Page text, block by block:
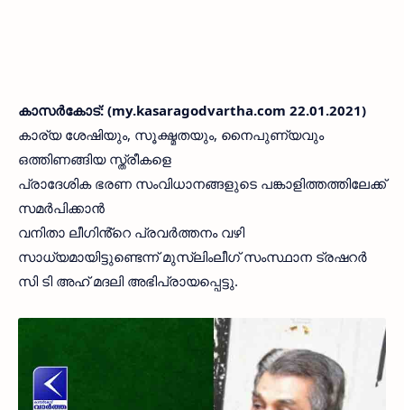
കാസർകോട്: (my.kasaragodvartha.com 22.01.2021)
കാര്യ ശേഷിയും, സൂക്ഷ്മതയും, നൈപുണ്യവും
ഒത്തിണങ്ങിയ സ്ത്രീകളെ
പ്രാദേശിക ഭരണ സംവിധാനങ്ങളുടെ പങ്കാളിത്തത്തിലേക്ക്
സമർപിക്കാൻ
വനിതാ ലീഗിൻ്റെ പ്രവർത്തനം വഴി
സാധ്യമായിട്ടുണ്ടെന്ന് മുസ്ലിംലീഗ് സംസ്ഥാന ട്രഷറർ
സി ടി അഹ് മദലി അഭിപ്രായപ്പെട്ടു.